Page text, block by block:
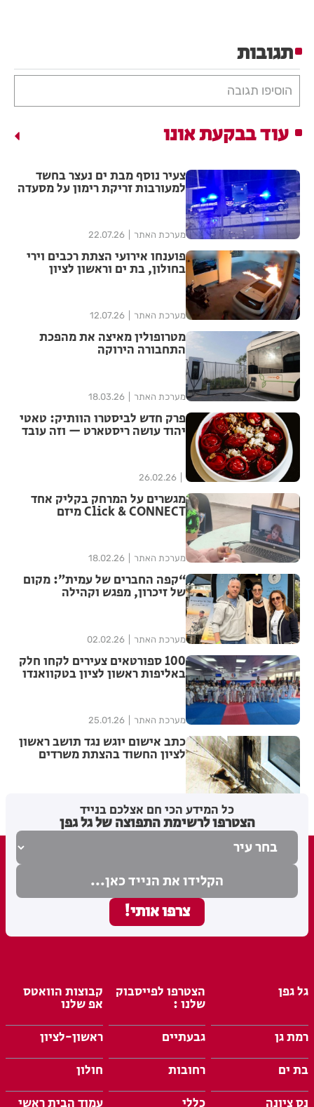
תגובות
הוסיפו תגובה
עוד בבקעת אונו
צעיר נוסף מבת ים נעצר בחשד
למעורבות זריקת רימון על מסעדה
מערכת האתר 22.07.26
פוענחו אירועי הצתת רכבים וירי
בחולון, בת ים וראשון לציון
מערכת האתר 12.07.26
מטרופולין מאיצה את מהפכת
התחבורה הירוקה
מערכת האתר 18.03.26
פרק חדש לביסטרו הוותיק: טאטי
יהוד עושה ריסטארט — וזה עובד
26.02.26
מגשרים על המרחק בקליק אחד
Click & CONNECT מיזם
מערכת האתר 18.02.26
“קפה החברים של עמית”: מקום
של זיכרון, מפגש וקהילה
מערכת האתר 02.02.26
100 ספורטאים צעירים לקחו חלק
באליפות ראשון לציון בטקוואנדו
מערכת האתר 25.01.26
כתב אישום יוגש נגד תושב ראשון
לציון החשוד בהצתת משרדים
כל המידע הכי חם אצלכם בנייד
הצטרפו לרשימת התפוצה של גל גפן
גל גפן הצטרפו לפייסבוק
שלנו :
קבוצות הוואטס
אפ שלנו
רמת גן
גבעתיים
ראשון-לציון
בת ים
רחובות
חולון